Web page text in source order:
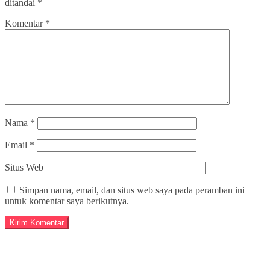
ditandai *
Komentar *
Nama *
Email *
Situs Web
Simpan nama, email, dan situs web saya pada peramban ini
untuk komentar saya berikutnya.